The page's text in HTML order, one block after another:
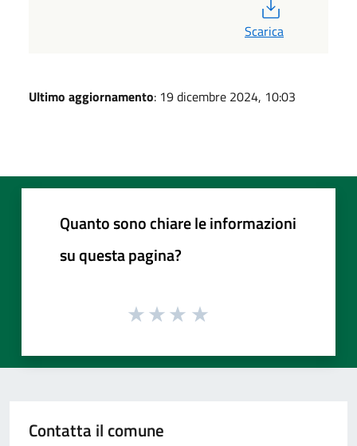
Scarica
Ultimo aggiornamento: 19 dicembre 2024, 10:03
Quanto sono chiare le informazioni
su questa pagina?
Contatta il comune